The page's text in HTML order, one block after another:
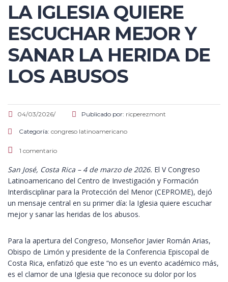
LA IGLESIA QUIERE
ESCUCHAR MEJOR Y
SANAR LA HERIDA DE
LOS ABUSOS
04/03/2026/ Publicado por: ricperezmont
Categoría: congreso latinoamericano
1 comentario
San José, Costa Rica – 4 de marzo de 2026. El V Congreso
Latinoamericano del Centro de Investigación y Formación
Interdisciplinar para la Protección del Menor (CEPROME), dejó
un mensaje central en su primer día: la Iglesia quiere escuchar
mejor y sanar las heridas de los abusos.
Para la apertura del Congreso, Monseñor Javier Román Arias,
Obispo de Limón y presidente de la Conferencia Episcopal de
Costa Rica, enfatizó que este “no es un evento académico más,
es el clamor de una Iglesia que reconoce su dolor por los